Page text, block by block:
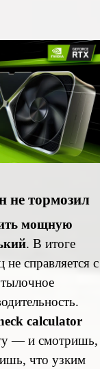
не тормозил
мощную
. В итоге
справляется с
calculator
— и смотришь,
что узким